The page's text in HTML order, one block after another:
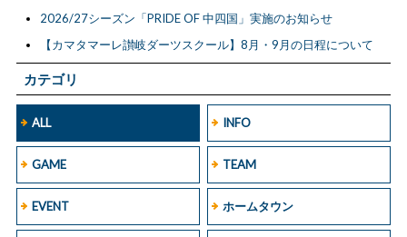
カテゴリ
ALL INFO
GAME TEAM
EVENT ホームタウン
2026/27シーズン「PRIDE OF 中四国」実施のお知らせ
【カマタマーレ讃岐ダーツスクール】8月・9月の日程について